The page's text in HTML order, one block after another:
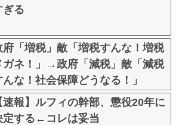
ぎる
府「増税」敵「増税すんな！増税
ガネ！」→政府「減税」敵「減税
んな！社会保障どうなる！」
速報】ルフィの幹部、懲役20年に
定する←コレは妥当